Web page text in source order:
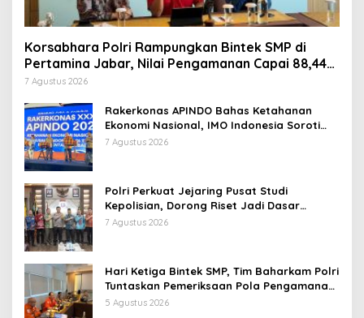
Korsabhara Polri Rampungkan Bintek SMP di
Pertamina Jabar, Nilai Pengamanan Capai 88,44
Persen
7 Agustus 2026
Rakerkonas APINDO Bahas Ketahanan
Ekonomi Nasional, IMO Indonesia Soroti
Pentingnya Kolaborasi Lintas Sektor
7 Agustus 2026
Polri Perkuat Jejaring Pusat Studi
Kepolisian, Dorong Riset Jadi Dasar
Kebijakan dan Inovasi
7 Agustus 2026
Hari Ketiga Bintek SMP, Tim Baharkam Polri
Tuntaskan Pemeriksaan Pola Pengamanan
Pertamina Patra Niaga Jabar
5 Agustus 2026